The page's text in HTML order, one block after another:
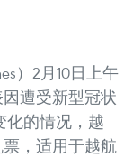
）2月10日上午
遭受新型冠状
化的情况，越
，适用于越航